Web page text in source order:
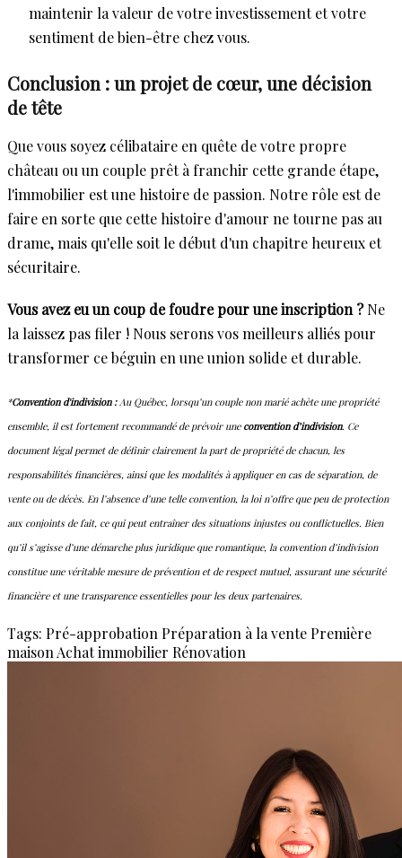
maintenir la valeur de votre investissement et votre
sentiment de bien-être chez vous.
Conclusion : un projet de cœur, une décision
de tête
Que vous soyez célibataire en quête de votre propre
château ou un couple prêt à franchir cette grande étape,
l'immobilier est une histoire de passion. Notre rôle est de
faire en sorte que cette histoire d'amour ne tourne pas au
drame, mais qu'elle soit le début d'un chapitre heureux et
sécuritaire.
Vous avez eu un coup de foudre pour une inscription ?Ne
la laissez pas filer ! Nous serons vos meilleurs alliés pour
transformer ce béguin en une union solide et durable.
*Convention d'indivision : Au Québec, lorsqu’un couple non marié achète une propriété
ensemble, il est fortement recommandé de prévoir une convention d’indivision. Ce
document légal permet de définir clairement la part de propriété de chacun, les
responsabilités financières, ainsi que les modalités à appliquer en cas de séparation, de
vente ou de décès. En l’absence d’une telle convention, la loi n’offre que peu de protection
aux conjoints de fait, ce qui peut entraîner des situations injustes ou conflictuelles. Bien
qu’il s’agisse d’une démarche plus juridique que romantique, la convention d’indivision
constitue une véritable mesure de prévention et de respect mutuel, assurant une sécurité
financière et une transparence essentielles pour les deux partenaires.
Tags: Pré-approbation Préparation à la vente Première
maison Achat immobilier Rénovation